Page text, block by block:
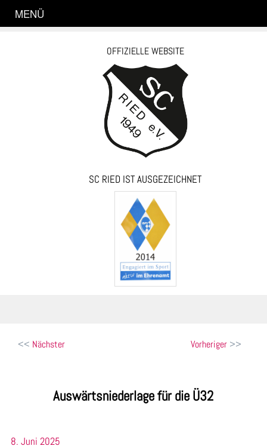
OFFIZIELLE WEBSITE
SC RIED IST AUSGEZEICHNET
MENÜ
Beitragsnavigation Vorheriger
Nächster
Auswärtsniederlage für die Ü32
8. Juni 2025